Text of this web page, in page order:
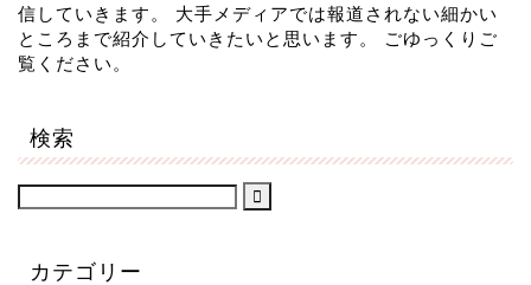
信していきます。 大手メディアでは報道されない細かい
ところまで紹介していきたいと思います。 ごゆっくりご
覧ください。
検索
カテゴリー